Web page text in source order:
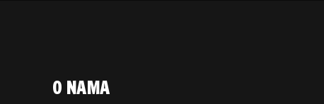
O NAMA